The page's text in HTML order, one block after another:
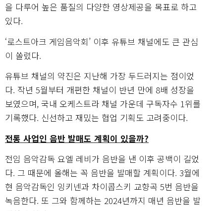
을 다루어 높은 품질의 다양한 영상제공을 목표로 하고
있다.
‘로스트아크 게임음악회’ 이후 유튜브 채널에도 큰 관심
이 쏠렸다.
유튜브 채널의 약진은 지난해 가장 두드러지는 점이었
다. 작년 5월부터 개편한 채널이 반년 만에 8배 성장을
보였으며, 국내 오케스트라 채널 가운데 구독자수 1위를
기록했다. 신선하고 재밌는 협업 기획도 고려중이다.
전통 사업인 음반 발매도 계획이 있을까?
전임 음악감독 요엘 레비가 음반을 낸 이후 공백이 길었
다. 그 때문에 올해는 꼭 음반을 발매할 계획이다. 3월에
현 음악감독인 잉키넨과 차이콥스키 교향곡 5번 음반을
녹음한다. 또 그와 함께하는 2024년까지 매년 음반을 발